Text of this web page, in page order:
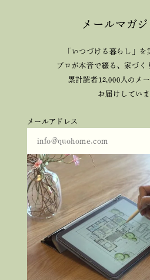
メールマガ
「いつづける暮らし」を
プロが本音で綴る、家づく
累計読者12,000人のメ
お届けしていま
メールアドレス